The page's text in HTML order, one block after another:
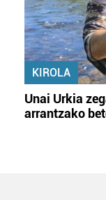
KIROLA
Unai Urkia
arrantzako